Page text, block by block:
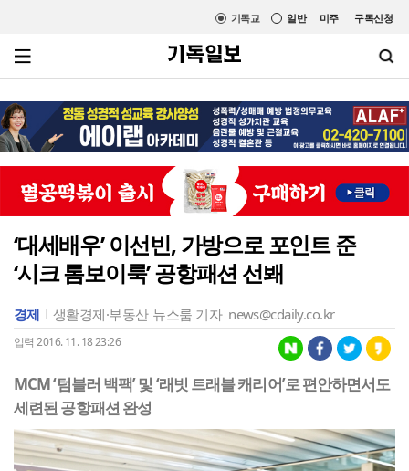
미주 구독신청
일반
기독교
‘대세배우’ 이선빈, 가방으로 포인트 준
‘시크 톰보이룩’ 공항패션 선봬
경제 생활경제·부동산 뉴스룸 기자 news@cdaily.co.kr
입력 2016. 11. 18 23:26
MCM ‘텀블러 백팩’ 및 ‘래빗 트래블 캐리어’로 편안하면서도
세련된 공항패션 완성